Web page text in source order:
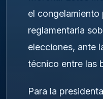
el
reglamentaria
elecciones, ante
técnico entre las
Para la